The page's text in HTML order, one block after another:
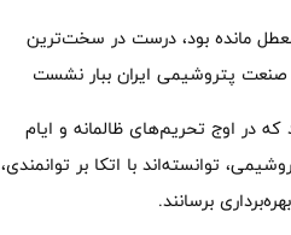
مانده بود، درست در سخت‌ترین
پتروشیمی ایران ببار نشست
در اوج تحریم‌های ظالمانه و ایام
توانسته‌اند با اتکا بر توانمندی،
برسانند.